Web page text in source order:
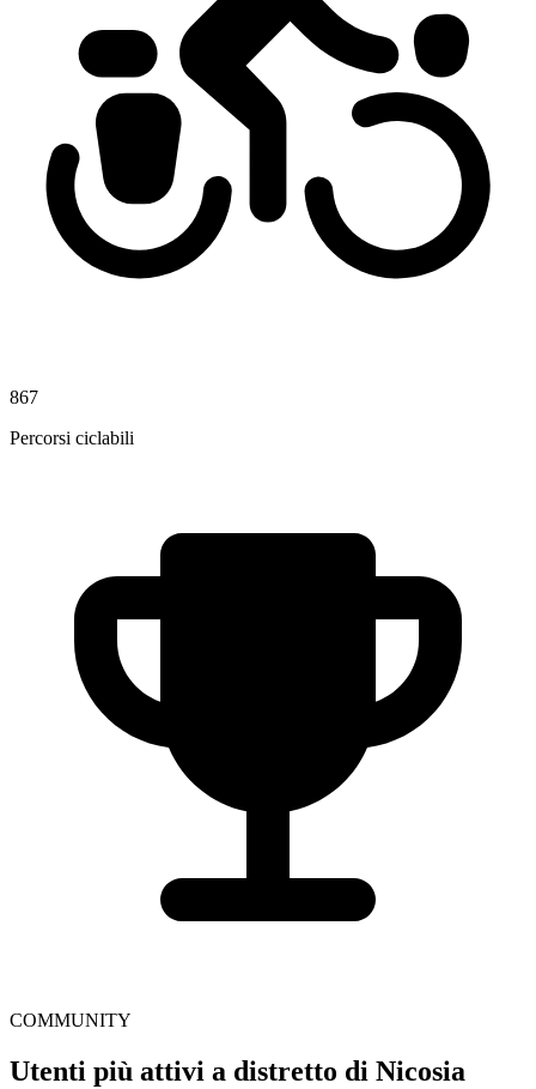
867
Percorsi ciclabili
COMMUNITY
Utenti più attivi a distretto di Nicosia